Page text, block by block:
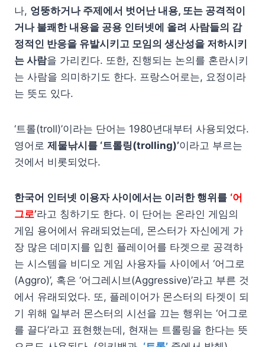
나, 엉뚱하거나 주제에서 벗어난 내용, 또는 공격적이
거나 불쾌한 내용을 공용 인터넷에 올려 사람들의 감
정적인 반응을 유발시키고 모임의 생산성을 저하시키
는 사람을 가리킨다. 또한, 진행되는 논의를 혼란시키
는 사람을 의미하기도 한다. 프랑스어로는, 요정이라
는 뜻도 있다.
‘트롤(troll)’이라는 단어는 1980년대부터 사용되었다.
영어로 제물낚시를 ‘트롤링(trolling)’이라고 부르는
것에서 비롯되었다.
한국어 인터넷 이용자 사이에서는 이러한 행위를 ‘어
그로’라고 칭하기도 한다. 이 단어는 온라인 게임의
게임 용어에서 유래되었는데, 몬스터가 자신에게 가
장 많은 데미지를 입힌 플레이어를 타겟으로 공격하
는 시스템을 비디오 게임 사용자들 사이에서 ‘어그로
(Aggro)’, 혹은 ‘어그레시브(Aggressive)’라고 부른 것
에서 유래되었다. 또, 플레이어가 몬스터의 타겟이 되
기 위해 일부러 몬스터의 시선을 끄는 행위는 ‘어그로
를 끌다’라고 표현했는데, 현재는 트롤링을 한다는 뜻